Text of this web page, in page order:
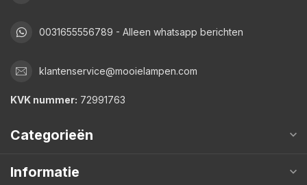
0031655556789 - Alleen whatsapp berichten
klantenservice@mooielampen.com
KVK nummer: 72991763
Categorieën
Informatie